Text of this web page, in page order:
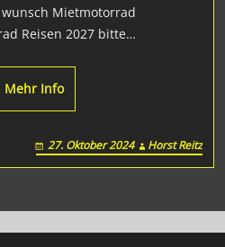
Mietmotorrad
Reisen 2027 bitte…
Mehr Info
27. Oktober 2024 Horst Reitz